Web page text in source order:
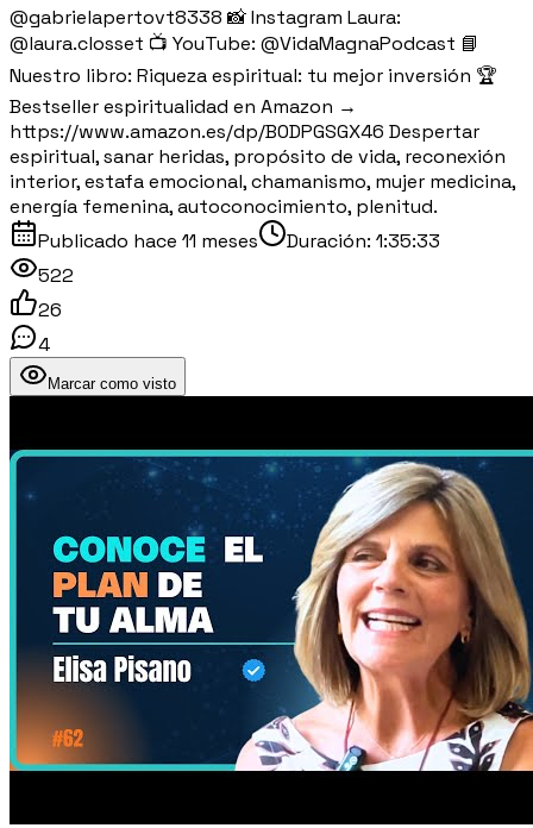
@gabrielapertovt8338 📸 Instagram Laura:
@laura.closset 📺 YouTube: @VidaMagnaPodcast 📘
Nuestro libro: Riqueza espiritual: tu mejor inversión 🏆
Bestseller espiritualidad en Amazon →
https://www.amazon.es/dp/B0DPGSGX46 Despertar
espiritual, sanar heridas, propósito de vida, reconexión
interior, estafa emocional, chamanismo, mujer medicina,
energía femenina, autoconocimiento, plenitud.
Publicado hace 11 meses Duración: 1:35:33
522
26
4
Marcar como visto